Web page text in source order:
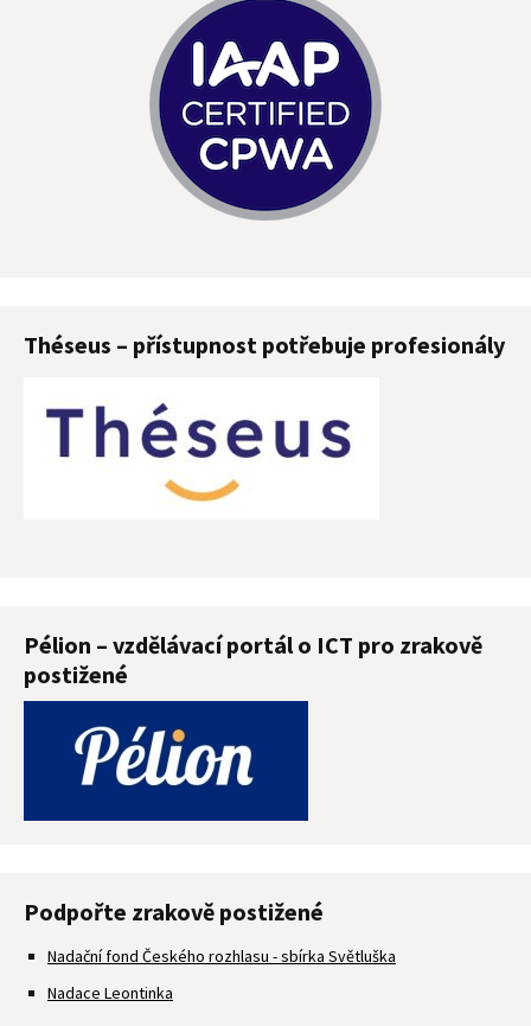
Théseus – přístupnost potřebuje profesionály
Pélion – vzdělávací portál o ICT pro zrakově
postižené
Podpořte zrakově postižené
Nadační fond Českého rozhlasu - sbírka Světluška
Nadace Leontinka